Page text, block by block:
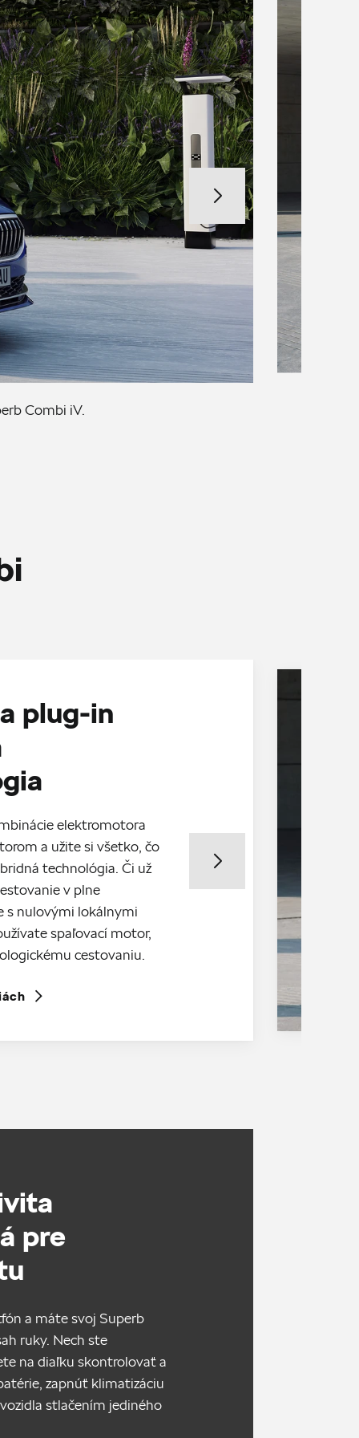
Combi iV.
plug-in
elektromotora
a užite si všetko, čo
technológia. Či už
v plne
s nulovými lokálnymi
spaľovací motor,
cestovaniu.
pre
a máte svoj Superb
ruky. Nech ste
na diaľku skontrolovať a
zapnúť klimatizáciu
stlačením jediného